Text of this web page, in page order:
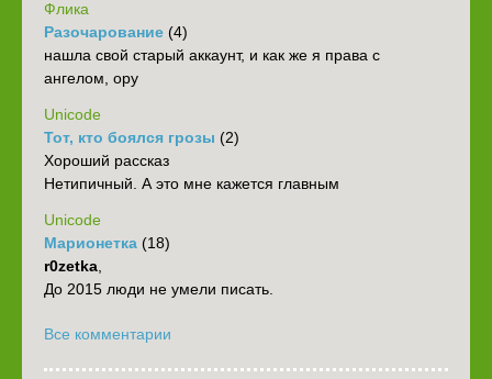
Флика
Разочарование (4)
нашла свой старый аккаунт, и как же я права с
ангелом, ору
Unicode
Тот, кто боялся грозы (2)
Хороший рассказ
Нетипичный. А это мне кажется главным
Unicode
Марионетка (18)
r0zetka
До 2015 люди не умели писать.
Все комментарии